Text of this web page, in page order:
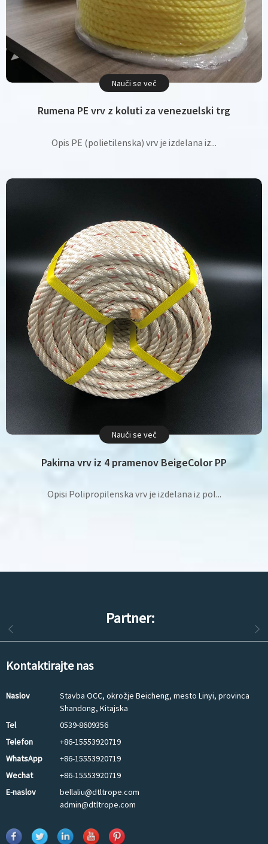
Rumena PE vrv z koluti za venezuelski trg
Opis PE (polietilenska) vrv je izdelana iz...
Nauči se več
Pakirna vrv iz 4 pramenov BeigeColor PP
Opisi Polipropilenska vrv je izdelana iz pol...
Nauči se več
Partner:
Kontaktirajte nas
Naslov
Stavba OCC, okrožje Beicheng, mesto Linyi, provinca
Shandong, Kitajska
Tel
0539-8609356
Telefon
+86-15553920719
WhatsApp
+86-15553920719
Wechat
+86-15553920719
E-naslov
bellaliu@dtltrope.com
admin@dtltrope.com